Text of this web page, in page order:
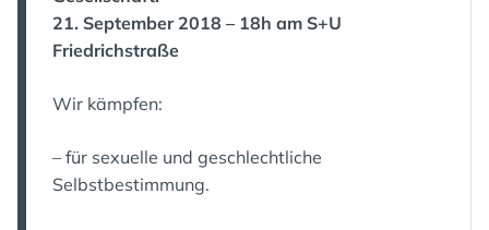
21. September 2018 – 18h am S+U
Friedrichstraße
Wir kämpfen:
– für sexuelle und geschlechtliche
Selbstbestimmung.